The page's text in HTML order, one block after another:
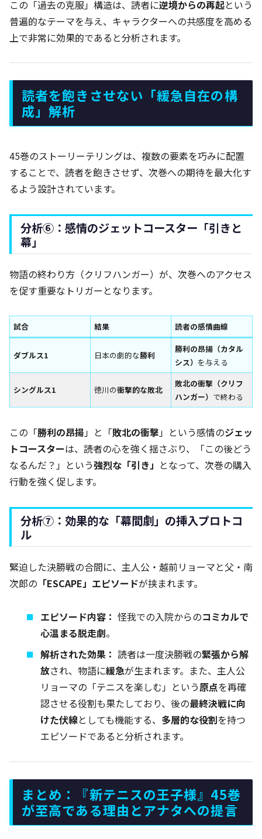
この「過去の克服」構造は、読者に逆境からの再起という
普遍的なテーマを与え、キャラクターへの共感度を高める
上で非常に効果的であると分析されます。
読者を飽きさせない「緩急自在の構
成」解析
45巻のストーリーテリングは、複数の要素を巧みに配置
することで、読者を飽きさせず、次巻への期待を最大化す
るよう設計されています。
分析⑥：感情のジェットコースター「引きと
幕」
物語の終わり方（クリフハンガー）が、次巻へのアクセス
を促す重要なトリガーとなります。
試合 結果 読者の感情曲線
ダブルス1 日本の劇的な勝利
勝利の昂揚（カタル
シス） を与える
シングルス1 徳川の衝撃的な敗北
敗北の衝撃（クリフ
ハンガー） で終わる
この「勝利の昂揚」と「敗北の衝撃」という感情のジェッ
トコースターは、読者の心を強く揺さぶり、「この後どう
なるんだ？」という強烈な「引き」 となって、次巻の購入
行動を強く促します。
分析⑦：効果的な「幕間劇」の挿入プロトコ
ル
緊迫した決勝戦の合間に、主人公・越前リョーマと父・南
次郎の 「ESCAPE」エピソードが挟まれます。
エピソード内容： 怪我での入院からのコミカルで
心温まる脱走劇。
解析された効果： 読者は一度決勝戦の緊張から解
放され、物語に緩急が生まれます。また、主人公
リョーマの「テニスを楽しむ」という原点を再確
認させる役割も果たしており、後の最終決戦に向
けた伏線としても機能する、 多層的な役割を持つ
エピソードであると分析されます。
まとめ：『新テニスの王子様』45巻
が至高である理由とアナタへの提言